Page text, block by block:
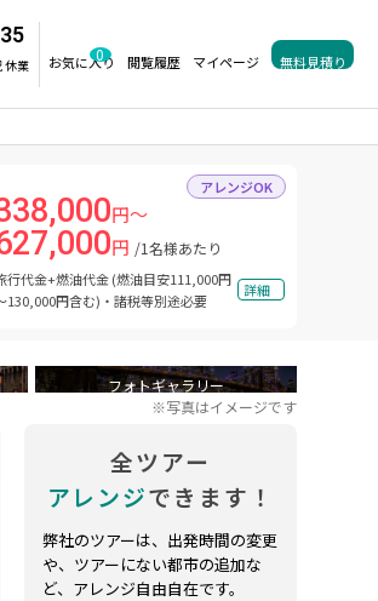
休業
お気に入り
0 閲覧履歴 マイページ 無料見積り
アレンジOK
円～
円 /1名様あたり
行代金+燃油代金 (燃油目安111,000円
130,000円含む)・諸税等別途必要
詳細
フォトギャラリー
※写真はイメージです
全ツアー
アレンジできます！
弊社のツアーは、出発時間の変更
や、ツアーにない都市の追加な
ど、アレンジ自由自在です。